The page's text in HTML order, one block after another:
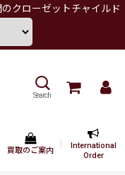
クローゼットチャイルド
Search
買取のご案内
International
Order